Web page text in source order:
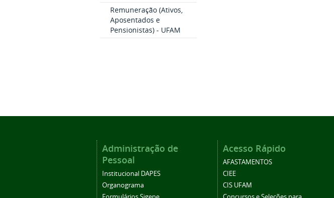
Remuneração (Ativos,
Aposentados e
Pensionistas) - UFAM
Administração de
Pessoal
Institucional DAPES
Organograma
Acesso Rápido
AFASTAMENTOS
CIEE
CIS UFAM